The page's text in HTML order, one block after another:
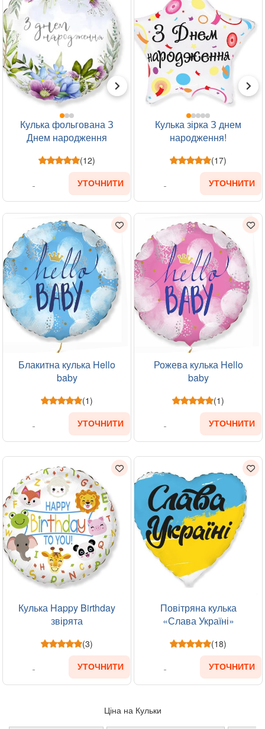
Кулька фольгована З
Днем народження
(12)
УТОЧНИТИ
Кулька зірка З днем
народження!
(17)
УТОЧНИТИ
Блакитна кулька Hello
baby
(1)
УТОЧНИТИ
Рожева кулька Hello
baby
(1)
УТОЧНИТИ
Кулька Happy Birthday
звірята
(3)
УТОЧНИТИ
Повітряна кулька
«Слава Україні»
(18)
УТОЧНИТИ
Ціна на Кульки